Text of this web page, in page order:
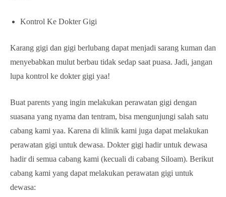
Kontrol Ke Dokter Gigi
Karang gigi dan gigi berlubang dapat menjadi sarang kuman dan
menyebabkan mulut berbau tidak sedap saat puasa. Jadi, jangan
lupa kontrol ke dokter gigi yaa!
Buat parents yang ingin melakukan perawatan gigi dengan
suasana yang nyama dan tentram, bisa mengunjungi salah satu
cabang kami yaa. Karena di klinik kami juga dapat melakukan
perawatan gigi untuk dewasa. Dokter gigi hadir untuk dewasa
hadir di semua cabang kami (kecuali di cabang Siloam). Berikut
cabang kami yang dapat melakukan perawatan gigi untuk
dewasa: